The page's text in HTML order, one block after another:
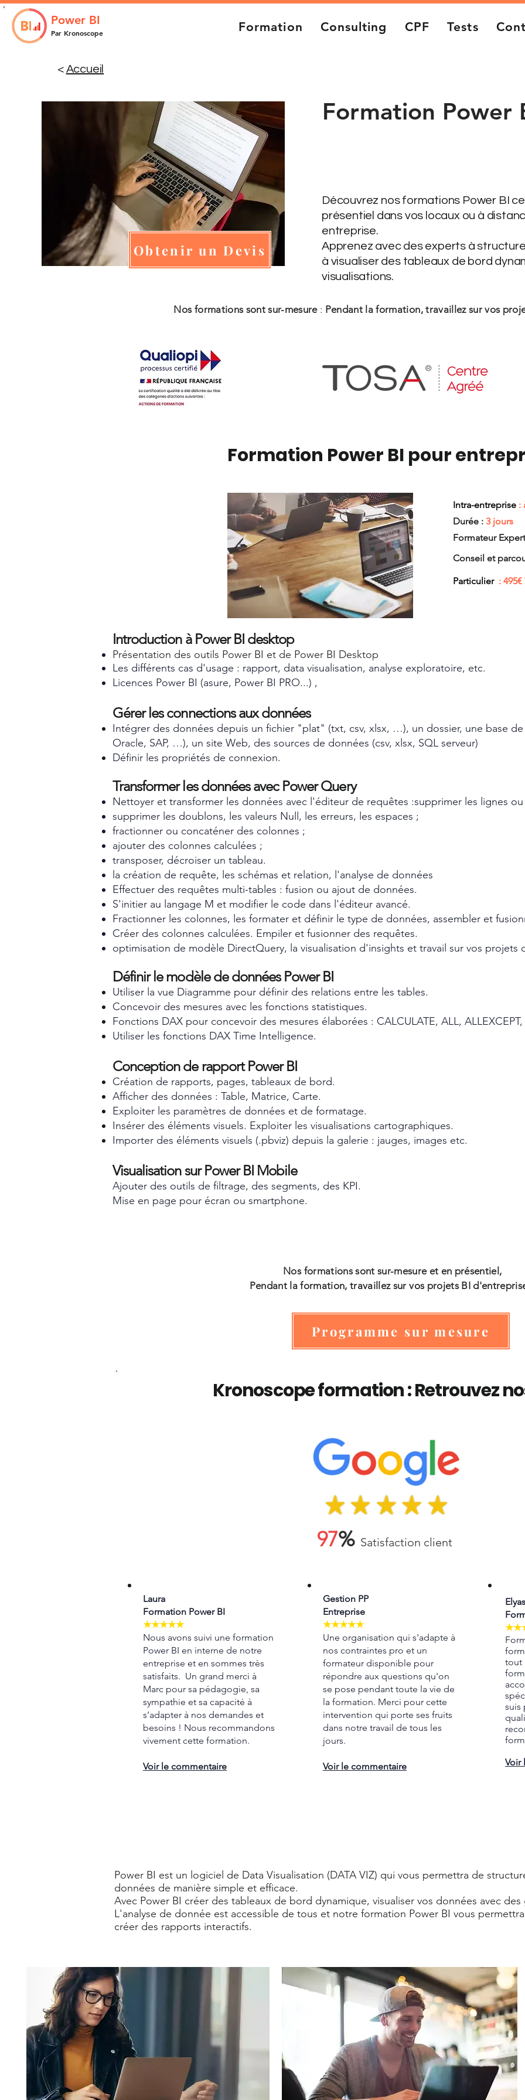
Power BI
Par Kronoscope Formation Consulting CPF Tests
< Accueil
Obtenir un Devis
Formation Power
Découvrez nos formations Power BI
présentiel dans vos locaux ou à
entreprise.
Apprenez avec des experts à
à visualiser des tableaux de bord
visualisations.
Nos formations sont sur-mesure: Pendant la formation, travaillez sur vos
Formation Power BI pour
Intra-entreprise :
Durée : 3 jours
Formateur Expert
Conseil et
Particulier :
Introduction à Power BI desktop
Présentation des outils Power BI et de Power BI Desktop
Les différents cas d'usage : rapport, data visualisation, analyse exploratoire, etc.
Licences Power BI (asure, Power BI PRO...) ,
Gérer les connections aux données
Intégrer des données depuis un fichier "plat" (txt, csv, xlsx, …), un dossier, une base de
Oracle, SAP, …), un site Web, des sources de données (csv, xlsx, SQL serveur)
Définir les propriétés de connexion.
Transformer les données avec Power Query
Nettoyer et transformer les données avec l'éditeur de requêtes :supprimer les lignes
supprimer les doublons, les valeurs Null, les erreurs, les espaces ;
fractionner ou concaténer des colonnes ;
ajouter des colonnes calculées ;
transposer, décroiser un tableau.
la création de requête, les schémas et relation, l'analyse de données
Effectuer des requêtes multi-tables : fusion ou ajout de données.
S'initier au langage M et modifier le code dans l'éditeur avancé.
Fractionner les colonnes, les formater et définir le type de données, assembler et
Créer des colonnes calculées. Empiler et fusionner des requêtes.
optimisation de modèle DirectQuery, la visualisation d'insights et travail sur vos projets
Définir le modèle de données Power BI
Utiliser la vue Diagramme pour définir des relations entre les tables.
Concevoir des mesures avec les fonctions statistiques.
Fonctions DAX pour concevoir des mesures élaborées : CALCULATE, ALL, ALLEXCEPT,
Utiliser les fonctions DAX Time Intelligence.
Conception de rapport Power BI
Création de rapports, pages, tableaux de bord.
Afficher des données : Table, Matrice, Carte.
Exploiter les paramètres de données et de formatage.
Insérer des éléments visuels. Exploiter les visualisations cartographiques.
Importer des éléments visuels (.pbviz) depuis la galerie : jauges, images etc.
Visualisation sur Power BI Mobile
Ajouter des outils de filtrage, des segments, des KPI.
Mise en page pour écran ou smartphone.
Nos formations sont sur-mesure et en présentiel,
Pendant la formation, travaillez sur vos projets BI
Programme sur mesure
Kronoscope formation : Retrouvez
97% Satisfaction client
Laura
Formation Power BI
★★★★★
Nous avons suivi une formation
Power BI en interne de notre
entreprise et en sommes très
satisfaits. Un grand merci à
Marc pour sa pédagogie, sa
sympathie et sa capacité à
s’adapter à nos demandes et
besoins ! Nous recommandons
vivement cette formation.
Voir le commentaire
Gestion PP
Entreprise
★★★★★
Une organisation qui s'adapte à
nos contraintes pro et un
formateur disponible pour
répondre aux questions qu'on
se pose pendant toute la vie de
la formation. Merci pour cette
intervention qui porte ses fruits
dans notre travail de tous les
jours.
Voir le commentaire
Elyas
tout
suis
Voir
Power BI est un logiciel de Data Visualisation (DATA VIZ) qui vous permettra de
données de manière simple et efficace.
Avec Power BI créer des tableaux de bord dynamique, visualiser vos données avec
L'analyse de donnée est accessible de tous et notre formation Power BI vous
créer des rapports interactifs.